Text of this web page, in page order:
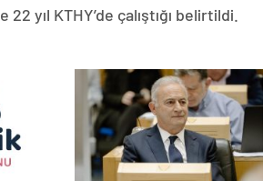
yıl KTHY’de çalıştığı belirtildi.